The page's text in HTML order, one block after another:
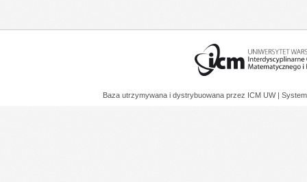
Baza utrzymywana i dystrybuowana przez ICM UW |